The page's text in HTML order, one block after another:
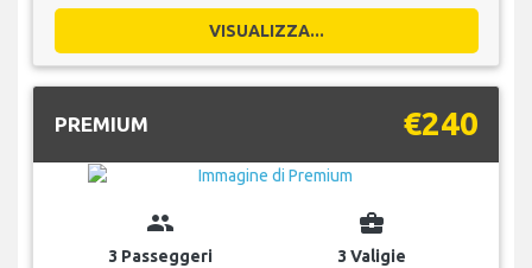
VISUALIZZA...
PREMIUM €240
group
3 Passeggeri
business_center
3 Valigie